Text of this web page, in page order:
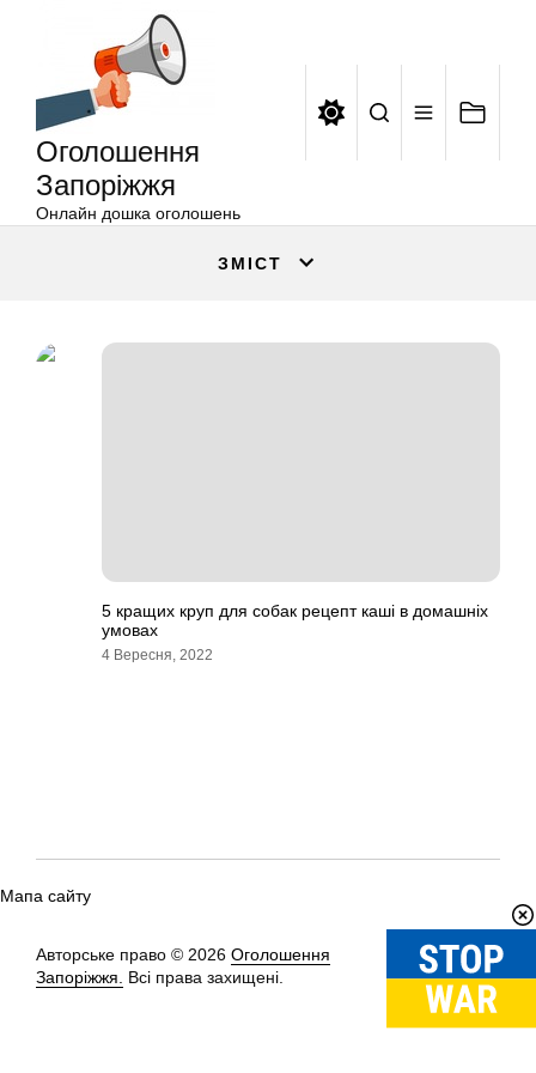
Оголошення
Запоріжжя
Онлайн дошка оголошень
ЗМІСТ
5 кращих круп для собак рецепт каші в домашніх
умовах
4 Вересня, 2022
Мапа сайту
Авторське право © 2026 Оголошення
Запоріжжя.
Всі права захищені.
Вгору↑